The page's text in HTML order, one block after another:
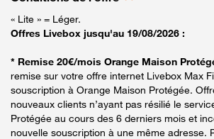
« Lite » = Léger.
Offres Livebox jusqu'au 19/08/2026 :
* Remise 20€/mois Orange Maison
remise sur votre offre internet Livebox Max
souscription à Orange Maison Protégée.
nouveaux clients n’ayant pas résilié le
Protégée au cours des 6 derniers mois et
nouvelle souscription à une même adresse.